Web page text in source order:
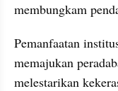
membungkam
Pemanfaatan
memajukan
melestarikan